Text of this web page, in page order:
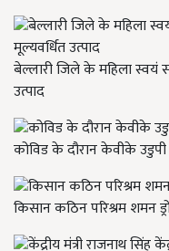
बेल्लारी जिले के महिला स्वयं
उत्पाद
कोविड के दौरान केवीके उडुपी
किसान कठिन परिश्रम शमन